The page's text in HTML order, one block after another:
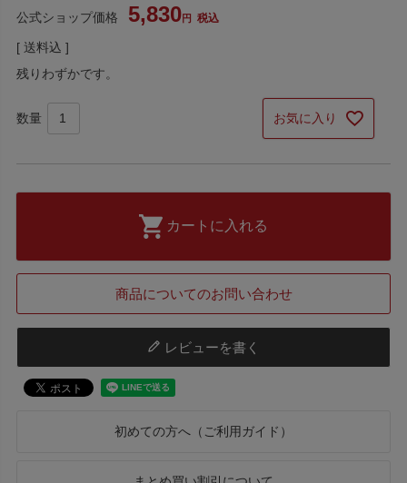
公式ショップ価格 5,830 税込
送料込
残りわずかです。
お気に入り
カートに入れる
商品についてのお問い合わせ
レビューを書く
初めての方へ（ご利用ガイド）